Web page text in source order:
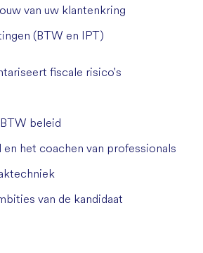
van uw klantenkring
(BTW en IPT)
fiscale risico's
beleid
het coachen van professionals
van de kandidaat